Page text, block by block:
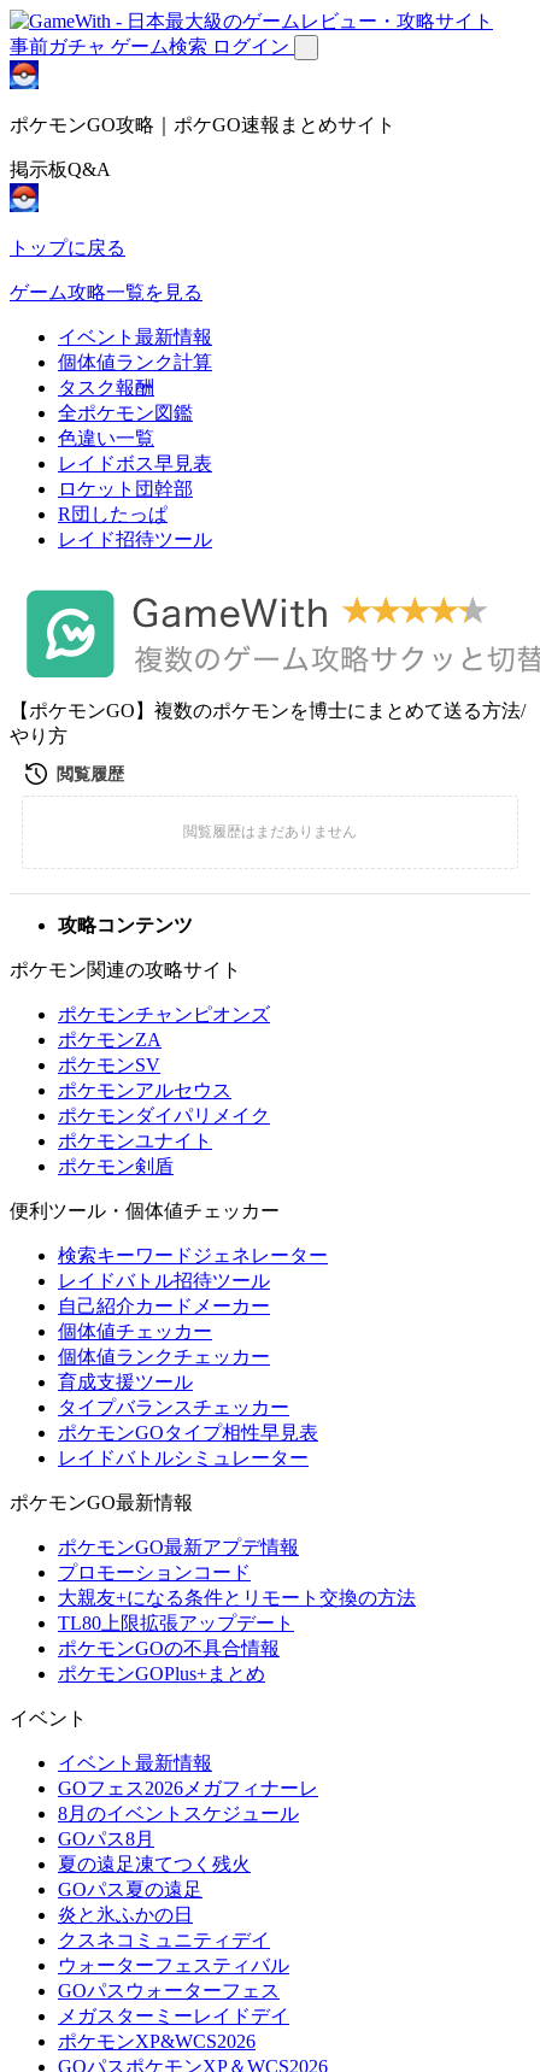
事前ガチャ ゲーム検索 ログイン
ポケモンGO攻略｜ポケGO速報まとめサイト
掲示板Q&A
トップに戻る
ゲーム攻略一覧を見る
イベント最新情報
個体値ランク計算
タスク報酬
全ポケモン図鑑
色違い一覧
レイドボス早見表
ロケット団幹部
R団したっぱ
レイド招待ツール
【ポケモンGO】複数のポケモンを博士にまとめて送る方法/
やり方
攻略コンテンツ
ポケモン関連の攻略サイト
ポケモンチャンピオンズ
ポケモンZA
ポケモンSV
ポケモンアルセウス
ポケモンダイパリメイク
ポケモンユナイト
ポケモン剣盾
便利ツール・個体値チェッカー
検索キーワードジェネレーター
レイドバトル招待ツール
自己紹介カードメーカー
個体値チェッカー
個体値ランクチェッカー
育成支援ツール
タイプバランスチェッカー
ポケモンGOタイプ相性早見表
レイドバトルシミュレーター
ポケモンGO最新情報
ポケモンGO最新アプデ情報
プロモーションコード
大親友+になる条件とリモート交換の方法
TL80上限拡張アップデート
ポケモンGOの不具合情報
ポケモンGOPlus+まとめ
イベント
イベント最新情報
GOフェス2026メガフィナーレ
8月のイベントスケジュール
GOパス8月
夏の遠足凍てつく残火
GOパス夏の遠足
炎と氷ふかの日
クスネコミュニティデイ
ウォーターフェスティバル
GOパスウォーターフェス
メガスターミーレイドデイ
ポケモンXP&WCS2026
GOパスポケモンXP＆WCS2026